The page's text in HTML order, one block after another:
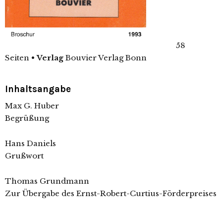
58
Seiten • Verlag Bouvier Verlag Bonn
Inhaltsangabe
Max G. Huber
Begrüßung
Hans Daniels
Grußwort
Thomas Grundmann
Zur Übergabe des Ernst-Robert-Curtius-Förderpreises